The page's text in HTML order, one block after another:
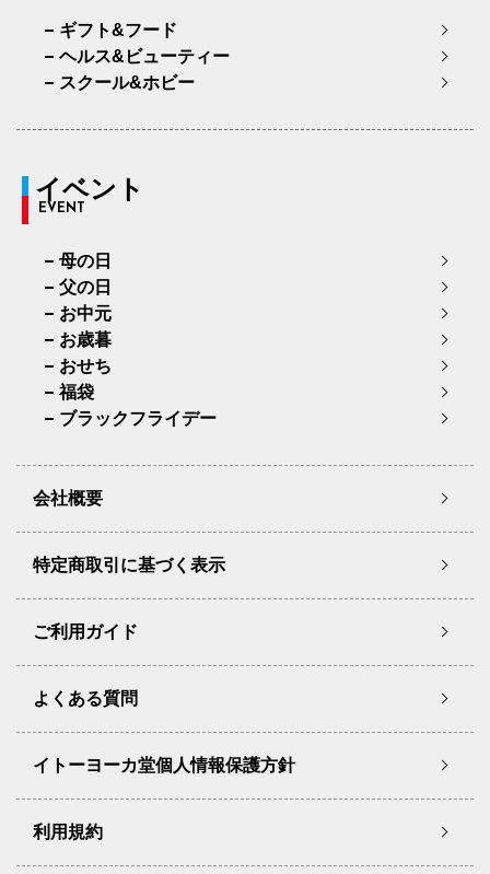
ギフト&フード
ヘルス&ビューティー
スクール&ホビー
イベント
EVENT
母の日
父の日
お中元
お歳暮
おせち
福袋
ブラックフライデー
会社概要
特定商取引に基づく表示
ご利用ガイド
よくある質問
イトーヨーカ堂個人情報保護方針
利用規約